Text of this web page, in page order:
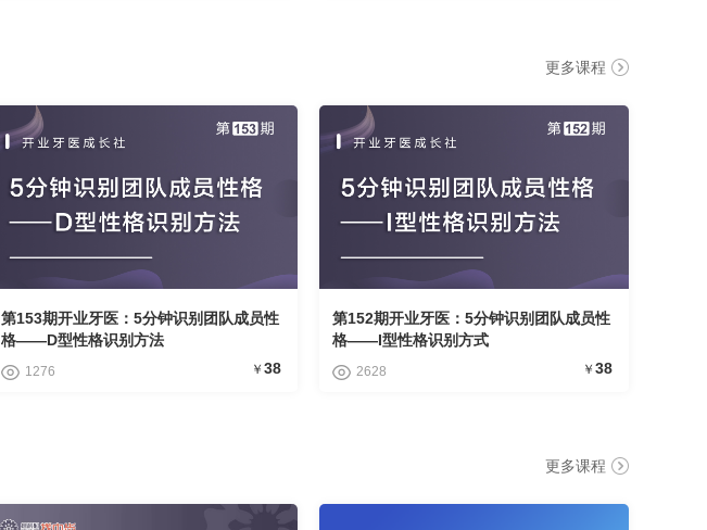
更多课程
第153期开业牙医：5分钟识别团队成员性
格——D型性格识别方法
1276 ￥ 38
第152期开业牙医：5分钟识别团队成员性
格——I型性格识别方式
2628 ￥ 38
更多课程